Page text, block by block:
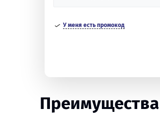
У меня есть промокод